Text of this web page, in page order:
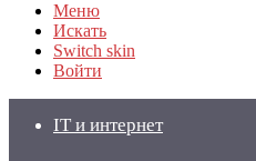
Меню
Искать
Switch skin
Войти
IT и интернет